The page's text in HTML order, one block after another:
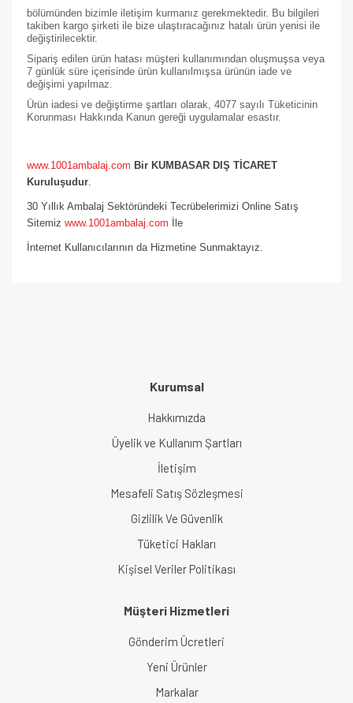
bölümünden bizimle iletişim kurmanız gerekmektedir. Bu bilgileri
takiben kargo şirketi ile bize ulaştıracağınız hatalı ürün yenisi ile
değiştirilecektir.
Sipariş edilen ürün hatası müşteri kullanımından oluşmuşsa veya
7 günlük süre içerisinde ürün kullanılmışsa ürünün iade ve
değişimi yapılmaz.
Ürün iadesi ve değiştirme şartları olarak, 4077 sayılı Tüketicinin
Korunması Hakkında Kanun gereği uygulamalar esastır.
www.1001ambalaj.com Bir KUMBASAR DIŞ TİCARET
Kuruluşudur.
30 Yıllık Ambalaj Sektöründeki Tecrübelerimizi Online Satış
Sitemiz www.1001ambalaj.com İle
İnternet Kullanıcılarının da Hizmetine Sunmaktayız.
Kurumsal
Hakkımızda
Üyelik ve Kullanım Şartları
İletişim
Mesafeli Satış Sözleşmesi
Gizlilik Ve Güvenlik
Tüketici Hakları
Kişisel Veriler Politikası
Müşteri Hizmetleri
Gönderim Ücretleri
Yeni Ürünler
Markalar